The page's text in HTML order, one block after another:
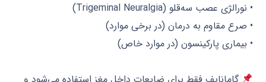
• نورالژی عصب سه‌قلو (Trigeminal Neuralgia)
• صرع مقاوم به درمان (در برخی موارد)
• بیماری پارکینسون (در موارد خاص)